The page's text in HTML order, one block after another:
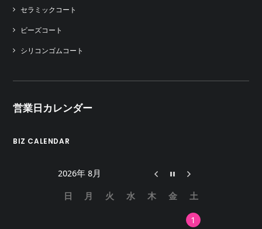
セラミックコート
ビーズコート
シリコンゴムコート
営業日カレンダー
BIZ CALENDAR
2026年 8月
日 月 火 水 木 金 土
1